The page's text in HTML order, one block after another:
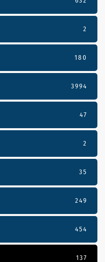
2
180
3994
47
2
35
249
454
137